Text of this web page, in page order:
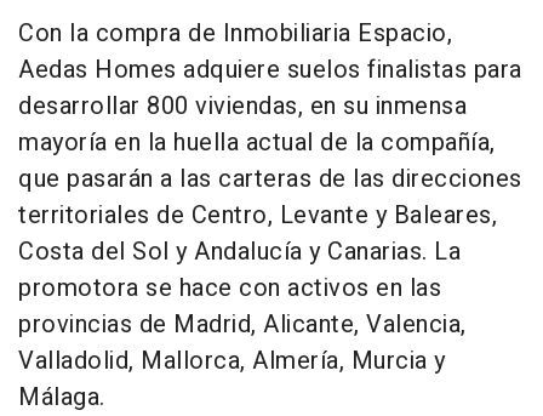
Con la compra de Inmobiliaria Espacio,
Aedas Homes adquiere suelos finalistas para
desarrollar 800 viviendas, en su inmensa
mayoría en la huella actual de la compañía,
que pasarán a las carteras de las direcciones
territoriales de Centro, Levante y Baleares,
Costa del Sol y Andalucía y Canarias. La
promotora se hace con activos en las
provincias de Madrid, Alicante, Valencia,
Valladolid, Mallorca, Almería, Murcia y
Málaga.